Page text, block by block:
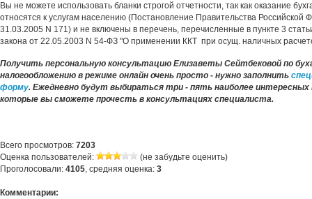
Вы не можете использовать бланки строгой отчетности, так как оказание
относятся к услугам населению (Постановление Правительства Российской
31.03.2005 N 171) и не включены в перечень, перечисленные в пункте 3
закона от 22.05.2003 N 54-ФЗ "О применении ККТ при осущ. наличных
Получить персональную консультацию Елизаветы Сейтбековой по
налогообложению в режиме онлайн очень просто - нужно заполнить
форму. Ежедневно будут выбираться три - пять наиболее
которые вы сможете прочесть в консультациях специалиста.
Всего просмотров: 7203
Оценка пользователей:
(не забудьте оценить)
Проголосовали: 4105, средняя оценка: 3
Комментарии: